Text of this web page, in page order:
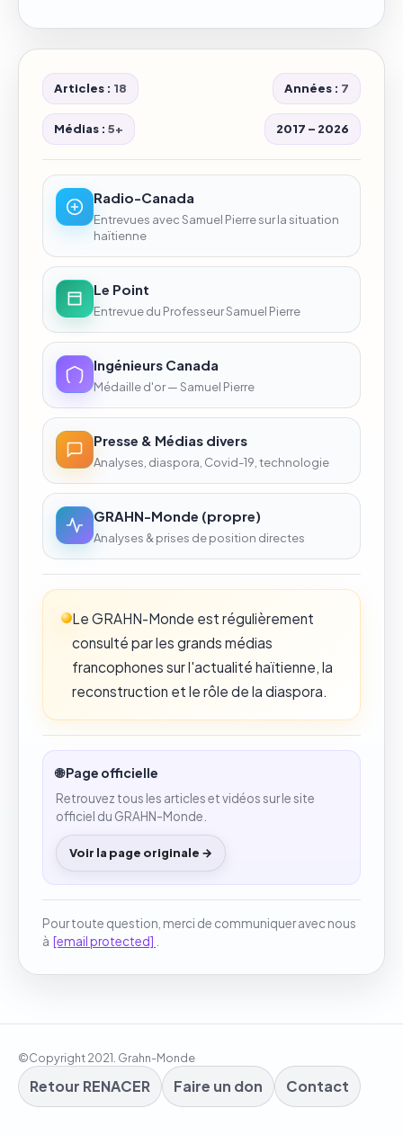
Articles : 18 Années : 7
Médias : 5+ 2017 – 2026
Radio-Canada
Entrevues avec Samuel Pierre sur la situation
haïtienne
Le Point
Entrevue du Professeur Samuel Pierre
Ingénieurs Canada
Médaille d'or — Samuel Pierre
Presse & Médias divers
Analyses, diaspora, Covid-19, technologie
GRAHN-Monde (propre)
Analyses & prises de position directes
Le GRAHN-Monde est régulièrement
consulté par les grands médias
francophones sur l'actualité haïtienne, la
reconstruction et le rôle de la diaspora.
🌐 Page officielle
Retrouvez tous les articles et vidéos sur le site
officiel du GRAHN-Monde.
Voir la page originale →
Pour toute question, merci de communiquer avec nous
à [email protected]
©Copyright 2021. Grahn-Monde
Retour RENACER Faire un don Contact